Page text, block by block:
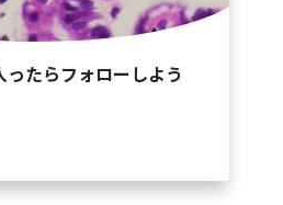
たらフォローしよう